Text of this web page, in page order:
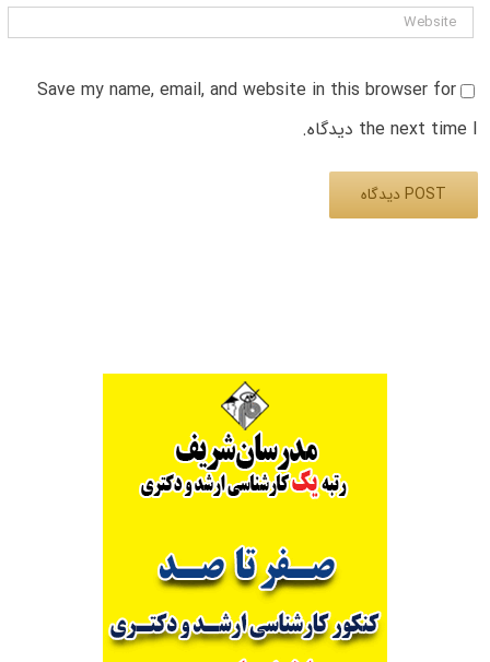
Save my name, email, and website in this browser for
the next time I دیدگاه.